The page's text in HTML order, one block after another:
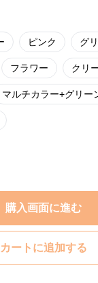
ピンク グ
フラワー クリ
マルチカラー+グリー
購入画面に進む
カートに追加する